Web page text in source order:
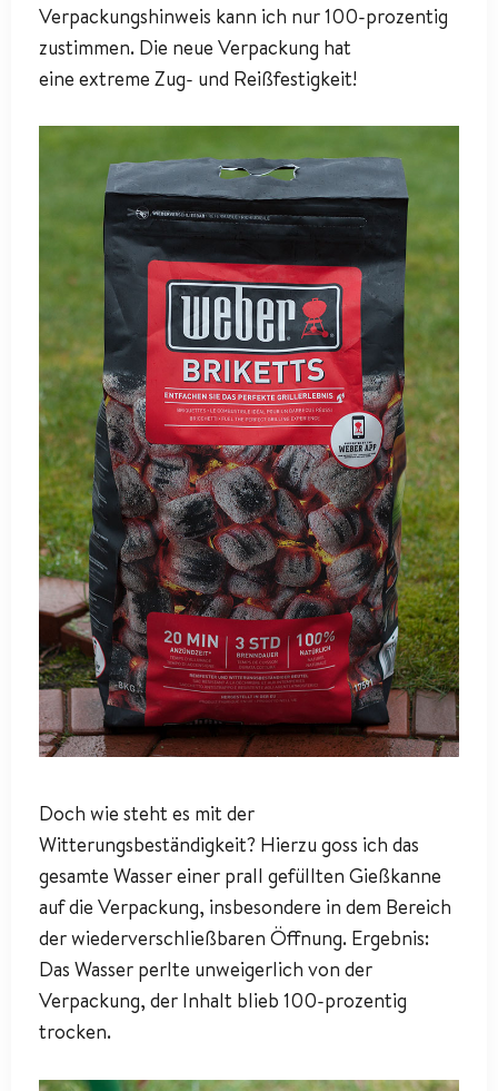
Verpackungshinweis kann ich nur 100-prozentig
zustimmen. Die neue Verpackung hat
eine extreme Zug- und Reißfestigkeit!
Doch wie steht es mit der
Witterungsbeständigkeit? Hierzu goss ich das
gesamte Wasser einer prall gefüllten Gießkanne
auf die Verpackung, insbesondere in dem Bereich
der wiederverschließbaren Öffnung. Ergebnis:
Das Wasser perlte unweigerlich von der
Verpackung, der Inhalt blieb 100-prozentig
trocken.